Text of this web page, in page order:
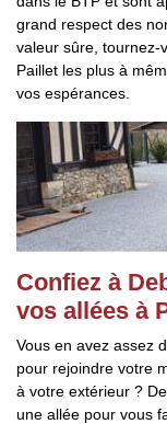
grand respect des
valeur sûre, tournez-
Paillet les plus à
vos espérances.
Confiez à
vos allées à
Vous en avez assez
pour rejoindre votre
à votre extérieur ?
une allée pour vous